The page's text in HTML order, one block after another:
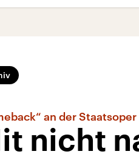
an der
nicht